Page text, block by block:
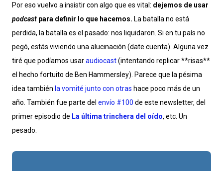
Por eso vuelvo a insistir con algo que es vital: dejemos de usar
podcast para definir lo que hacemos. La batalla no está
perdida, la batalla es el pasado: nos liquidaron. Si en tu país no
pegó, estás viviendo una alucinación (date cuenta). Alguna vez
tiré que podíamos usaraudiocast(intentando replicar **risas**
el hecho fortuito de Ben Hammersley). Parece que la pésima
idea también la vomité junto con otras hace poco más de un
año. También fue parte del envío #100 de este newsletter, del
primer episodio de La última trinchera del oído, etc. Un
pesado.